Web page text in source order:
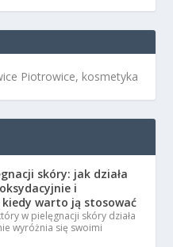
Piotrowice, kosmetyka
skóry: jak działa
i
warto ją stosować
w pielęgnacji skóry działa
wyróżnia się swoimi